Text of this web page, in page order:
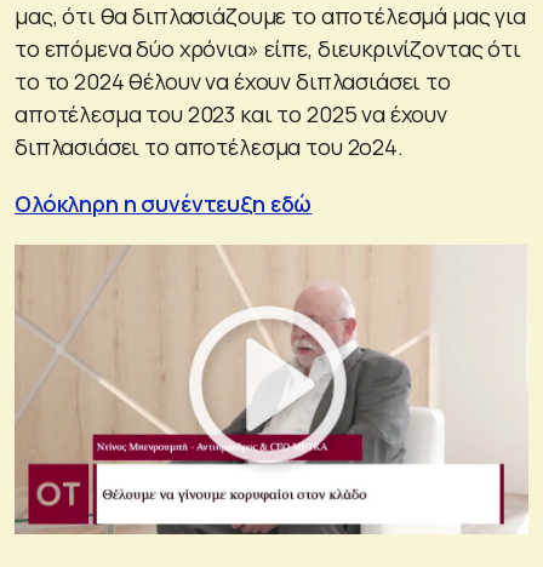
μας, ότι θα διπλασιάζουμε το αποτέλεσμά μας για
το επόμενα δύο χρόνια» είπε, διευκρινίζοντας ότι
το το 2024 θέλουν να έχουν διπλασιάσει το
αποτέλεσμα του 2023 και το 2025 να έχουν
διπλασιάσει το αποτέλεσμα του 2ο24.
Ολόκληρη η συνέντευξη εδώ